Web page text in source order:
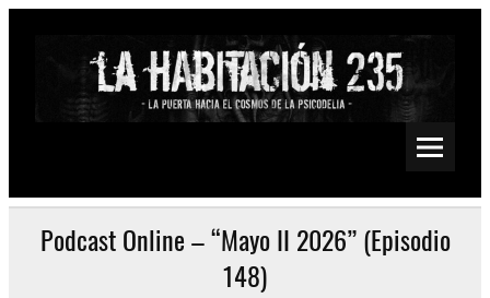
Saltar
Psychedelic, Stoner, Doom, Sludge, Fuzz, Space, Drone
Podcast Online – “Mayo II 2026” (Episodio
148)